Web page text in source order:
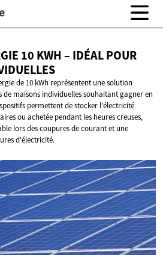
10 KWH – IDÉAL POUR
de 10 kWh représentent une solution
maisons individuelles souhaitant gagner en
permettent de stocker l'électricité
ou achetée pendant les heures creuses,
lors des coupures de courant et une
d'électricité.